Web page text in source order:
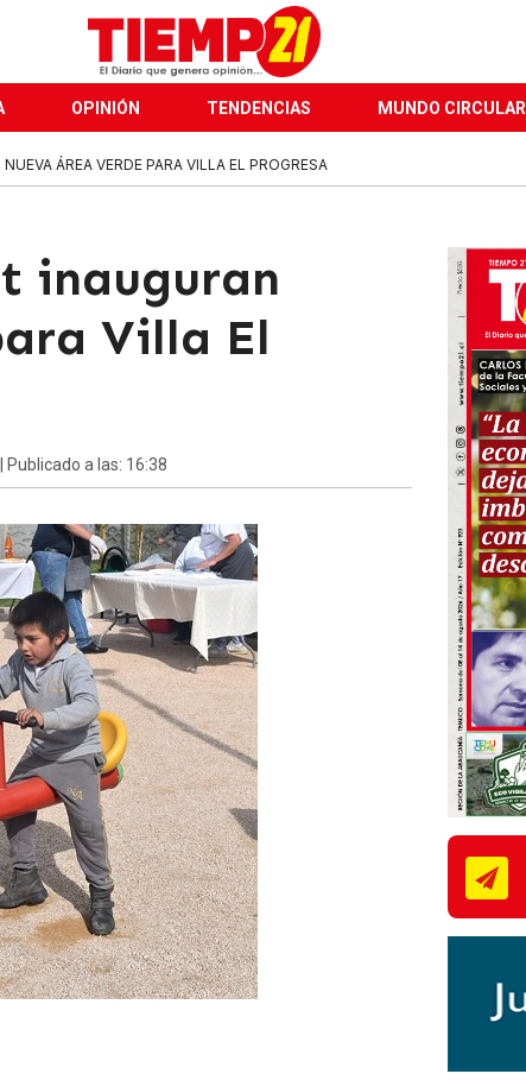
OPINIÓN TENDENCIAS MUNDO CIRCULAR
ÁREA VERDE PARA VILLA EL PROGRESA
inauguran
Villa El
| Publicado a las: 16:38